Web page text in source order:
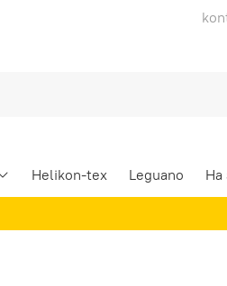
Helikon-tex Leguano На